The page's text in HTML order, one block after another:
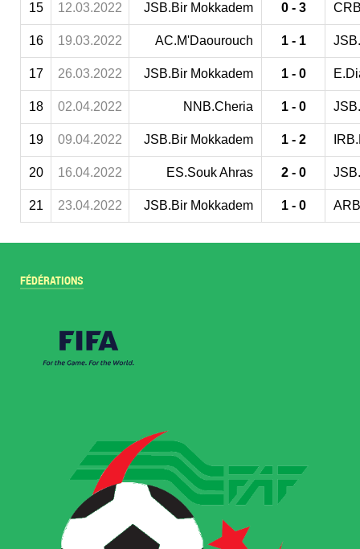
15 12.03.2022 JSB.Bir Mokkadem 0 - 3
16 19.03.2022 AC.M'Daourouch 1 - 1
17 26.03.2022 JSB.Bir Mokkadem 1 - 0
18 02.04.2022 NNB.Cheria 1 - 0
19 09.04.2022 JSB.Bir Mokkadem 1 - 2
20 16.04.2022 ES.Souk Ahras 2 - 0
21 23.04.2022 JSB.Bir Mokkadem 1 - 0
FÉDÉRATIONS